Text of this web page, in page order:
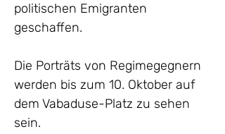
politischen Emigranten
geschaffen.
Die Porträts von Regimegegnern
werden bis zum 10. Oktober auf
dem Vabaduse-Platz zu sehen
sein.